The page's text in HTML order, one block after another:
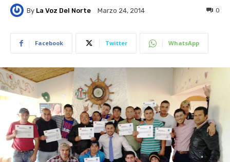
By La Voz Del Norte Marzo 24, 2014 0
Facebook Twitter WhatsApp